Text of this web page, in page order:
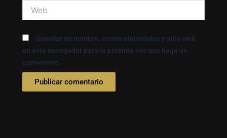
Guardar mi nombre, correo electrónico y sitio web
en este navegador para la próxima vez que haga un
comentario.